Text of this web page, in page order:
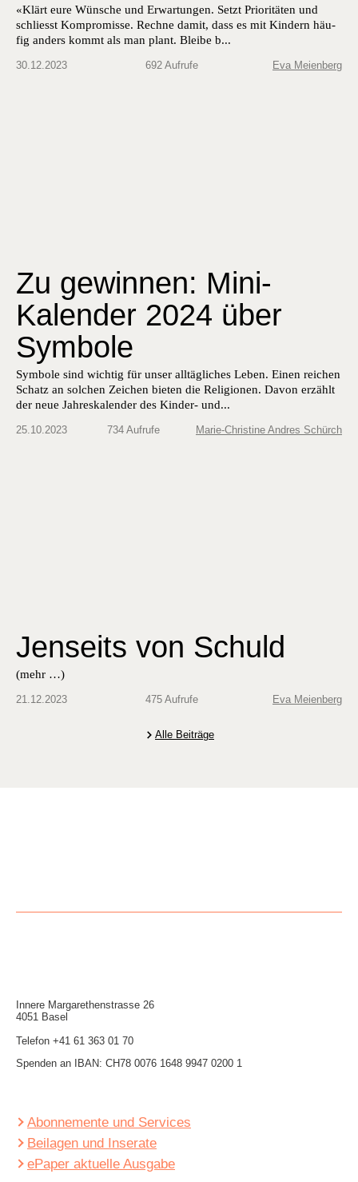
«Klärt eure Wün­sche und Erwartun­gen. Set­zt Pri­or­itäten und
schliesst Kom­pro­misse. Rechne damit, dass es mit Kindern häu­
fig anders kommt als man plant. Bleibe b...
30.12.2023 692 Aufrufe Eva Meienberg
Zu gewinnen: Mini-
Kalender 2024 über
Symbole
Sym­bole sind wichtig für unser alltäglich­es Leben. Einen reichen
Schatz an solchen Zeichen bieten die Reli­gio­nen. Davon erzählt
der neue Jahreskalen­der des Kinder- und...
25.10.2023 734 Aufrufe Marie-Christine Andres Schürch
Jenseits von Schuld
(mehr …)
21.12.2023 475 Aufrufe Eva Meienberg
Alle Beiträge
Innere Mar­garethen­strasse 26
4051 Basel
Telefon +41 61 363 01 70
Spenden an IBAN: CH78 0076 1648 9947 0200 1
Abonnemente und Services
Beilagen und Inserate
ePaper aktuelle Ausgabe